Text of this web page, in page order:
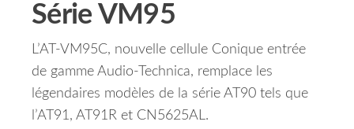
Série VM95
L’AT-VM95C, nouvelle cellule Conique entrée
de gamme Audio-Technica, remplace les
légendaires modèles de la série AT90 tels que
l’AT91, AT91R et CN5625AL.